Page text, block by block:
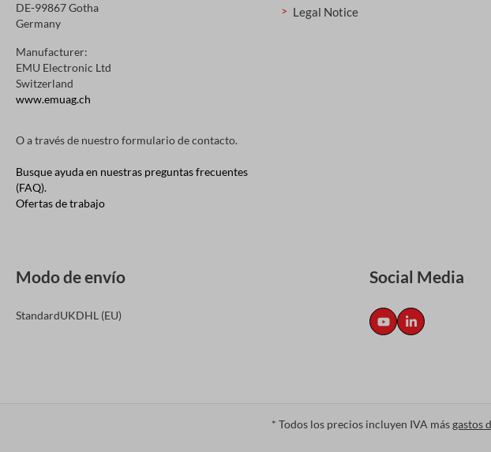
DE-99867 Gotha
Germany
Manufacturer:
EMU Electronic Ltd
Switzerland
www.emuag.ch
O a través de nuestroformulario de contacto.
Busque ayuda en nuestras preguntas frecuentes
(FAQ).
Ofertas de trabajo
Legal Notice
Modo de envío
StandardUKDHL (EU)
Social Media
* Todos los precios incluyen IVA másgastos